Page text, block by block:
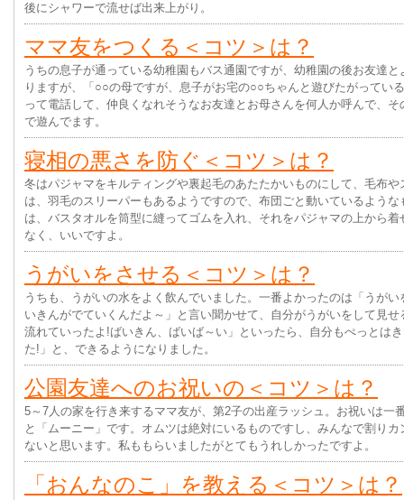
後にシャワーで流せば出来上がり。
ママ友をつくる＜コツ＞は？
うちの息子が通っている幼稚園もバス通園ですが、幼稚園の後お友達
りますが、「○○の母ですが、息子がお宅の○○ちゃんと遊びたがってい
って電話して、仲良くなれそうなお友達とお母さんを何人か呼んで、
で遊んでます。
寝相の悪さを防ぐ＜コツ＞は？
冬はパジャマをキルティングや裏起毛のあたたかいものにして、毛布
は、羽毛のスリーパーもあるようですので、布団ごと動いているよう
は、バスタオルを筒型に縫ってゴムを入れ、それをパジャマの上から
なく、いいですよ。
うがいをさせる＜コツ＞は？
うちも、うがいの水をよく飲んでいました。一番よかったのは「うが
いきんがでていくんだよ～」と言い聞かせて、自分がうがいをして見
流れていったよ!ばいきん、ばいば～い」といったら、自分もぺっとは
た!」と、できるようになりました。
公園友達へのお祝いの＜コツ＞は？
5～7人の家を行き来するママ友が、第2子の出産ラッシュ。お祝いは一
と「ムーニー」です。オムツは絶対にいるものですし、みんなで割り
ないと思います。私ももらいましたがとてもうれしかったですよ。
「おんなのこ」を教える＜コツ＞は？